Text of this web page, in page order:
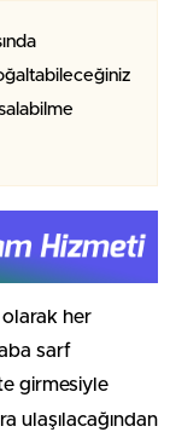
olarak her
sarf
girmesiyle
ulaşılacağından